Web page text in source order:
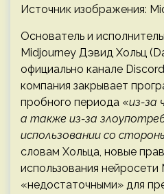
Источник изображения:
Основатель и
Midjourney Дэвид Хольц
официально канале
компания закрывает
пробного периода «из-за
а также из-за
использовании со
словам Хольца, новые
использования нейросети
«недостаточными» для